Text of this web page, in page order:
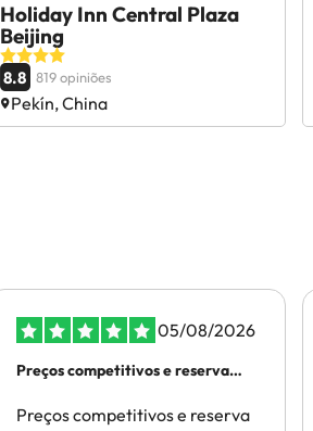
Holiday Inn Central Plaza
Beijing
8.8 819 opiniões
Pekín, China
05/08/2026
Preços competitivos e reserva
Preços competitivos e reserva